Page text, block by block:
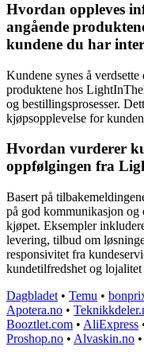
Hvordan oppleves
angående
kundene du har
Kundene synes å
produktene hos
og bestillingsprosesser.
kjøpsopplevelse for
Hvordan vurderer
oppfølgingen fra
Basert på
på god kommunikasjon
kjøpet. Eksempler
levering, tilbud om
responsivitet fra
kundetilfredshet og lojalitet
Dagbladet • Temu •
Apotera.no •
Booztlet.com • AliExpress
Proshop.no • Alvaskin.no •